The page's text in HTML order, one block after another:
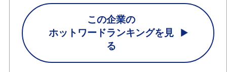
この企業の
ホットワードランキングを見
る